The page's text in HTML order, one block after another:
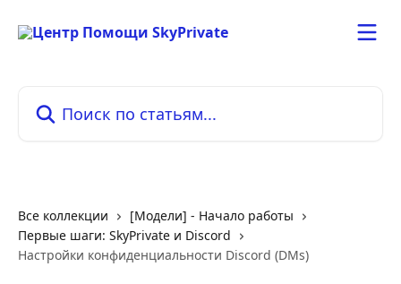
Все коллекции
[Модели] - Начало работы
Первые шаги: SkyPrivate и Discord
Настройки конфиденциальности Discord (DMs)